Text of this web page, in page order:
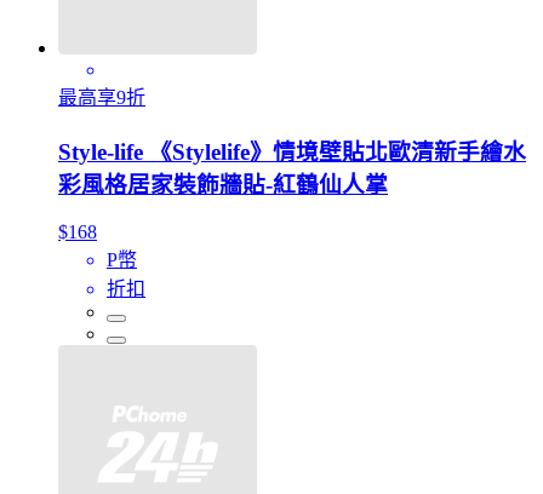
最高享9折
Style-life 《Stylelife》情境壁貼北歐清新手繪水
彩風格居家裝飾牆貼-紅鶴仙人掌
$168
P幣
折扣